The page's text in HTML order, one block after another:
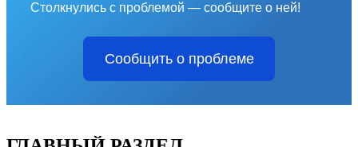
Столкнулись с проблемой — сообщите о ней!
Сообщить о проблеме